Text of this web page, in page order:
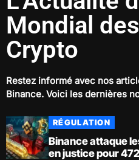
Mondial
Crypto
Restez informé avec nos
Binance. Voici les dernières
RÉGULATION
Binance attaque
en justice pour